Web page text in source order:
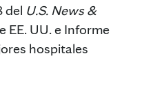
del U.S. News &
EE. UU. e Informe
hospitales